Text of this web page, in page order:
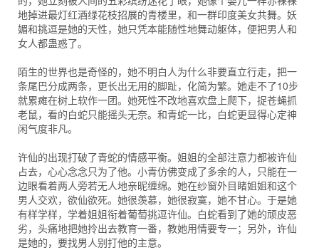
地掉进最灯红酒绿花枝招展的青楼里，和一群印度美女共舞。妖
媚和挑逗是她的天性，她只凭本能随性地舞动躯体，便把男人和
女人都蛊惑了。
陌生的世界也是奇怪的，她不明白人为什么非要直立行走，把一
条尾巴分成两条，更长出无用的脚趾，化简为繁。她走不了10步
就累瘫在树上软作一团。她死性不改地喜欢盘上爬下，捉苍蝇抓
老鼠，看的白蛇只能摇头无奈。和青蛇一比，白蛇更显得心定神
闲气度非凡。
许仙的出现打破了青蛇的情感平衡。姐姐的全部注意力都被许仙
占去，心心念念只为了他。小青仿佛变成了多余的人，只能在一
边眼看着两人旁若无人地亲昵缠绵。她在纱窗外目睹姐姐和这个
男人交欢，欲仙欲死。她很羡慕，她很寂寞，她不甘心。于是她
有样学样，学着姐姐衔着葡萄挑逗许仙。白蛇看到了她的顽皮恶
劣，头痛地把她拎出去教育一番，教她用情要专一；另外，许仙
是她的，要找男人别打他的主意。